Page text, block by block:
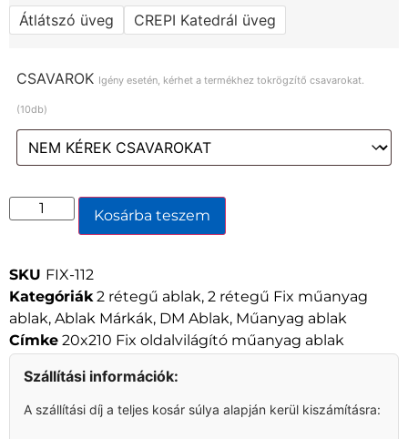
Átlátszó üveg CREPI Katedrál üveg
CSAVAROK Igény esetén, kérhet a termékhez tokrögzítő csavarokat.
(10db)
Kosárba teszem
SKU FIX-112
Kategóriák 2 rétegű ablak, 2 rétegű Fix műanyag
ablak, Ablak Márkák, DM Ablak, Műanyag ablak
Címke 20x210 Fix oldalvilágító műanyag ablak
Szállítási információk:
A szállítási díj a teljes kosár súlya alapján kerül kiszámításra: